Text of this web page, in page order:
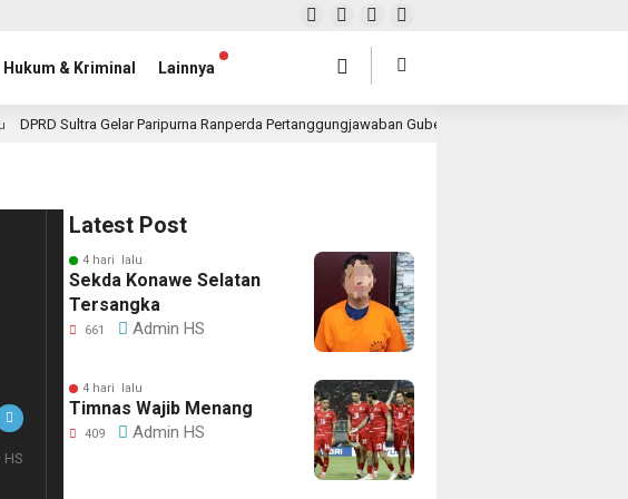
Hukum & Kriminal Lainnya
DPRD Sultra Gelar Paripurna Ranperda Pertanggungjawaban Gubernur 2025, Realisasi APBD
Latest Post
4 hari lalu
Sekda Konawe Selatan
Tersangka
661 Admin HS
4 hari lalu
Timnas Wajib Menang
409 Admin HS